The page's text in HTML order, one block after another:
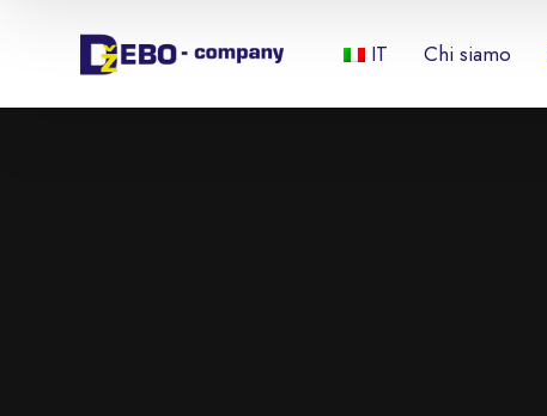
IT Chi siamo